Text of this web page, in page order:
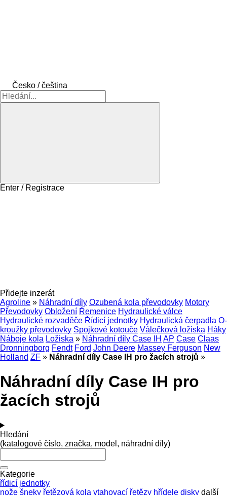
Česko / čeština
Enter / Registrace
Přidejte inzerát
Agroline » Náhradní díly Ozubená kola převodovky Motory
Převodovky Obložení Řemenice Hydraulické válce
Hydraulické rozvaděče Řídicí jednotky Hydraulická čerpadla O-
kroužky převodovky Spojkové kotouče Válečková ložiska Háky
Náboje kola Ložiska » Náhradní díly Case IH AP Case Claas
Dronningborg Fendt Ford John Deere Massey Ferguson New
Holland ZF » Náhradní díly Case IH pro žacích strojů »
Náhradní díly Case IH pro
žacích strojů
Hledání
(katalogové číslo, značka, model, náhradní díly)
Kategorie
řídicí jednotky
nože šneky řetězová kola vtahovací řetězy hřídele disky další